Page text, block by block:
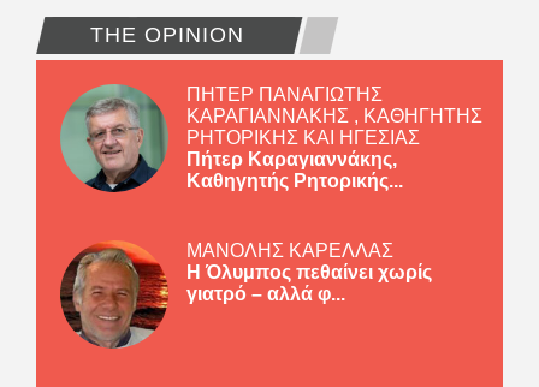
THE OPINION
ΠΗΤΕΡ ΠΑΝΑΓΙΩΤΗΣ
ΚΑΡΑΓΙΑΝΝΑΚΗΣ , ΚΑΘΗΓΗΤΗΣ
ΡΗΤΟΡΙΚΗΣ ΚΑΙ ΗΓΕΣΙΑΣ
Πήτερ Καραγιαννάκης,
Καθηγητής Ρητορικής...
ΜΑΝΟΛΗΣ ΚΑΡΕΛΛΑΣ
Η Όλυμπος πεθαίνει χωρίς
γιατρό – αλλά φ...